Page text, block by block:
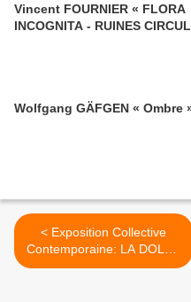
Vincent FOURNIER « FLORA
INCOGNITA - RUINES
Wolfgang GÄFGEN « Ombre
< Exposition Collective
Contemporaine: LA DOLCE
VITA "Les avant-Gardes